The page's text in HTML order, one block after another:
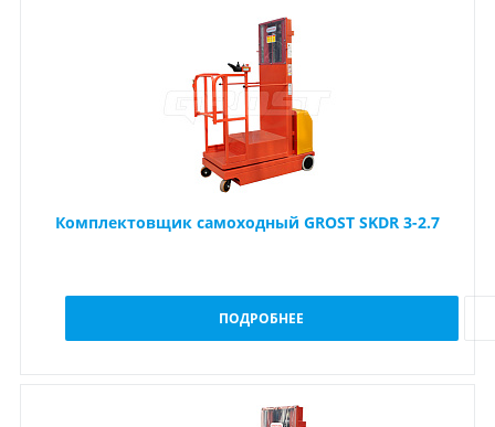
Комплектовщик самоходный GROST SKDR 3-2.7
ПОДРОБНЕЕ